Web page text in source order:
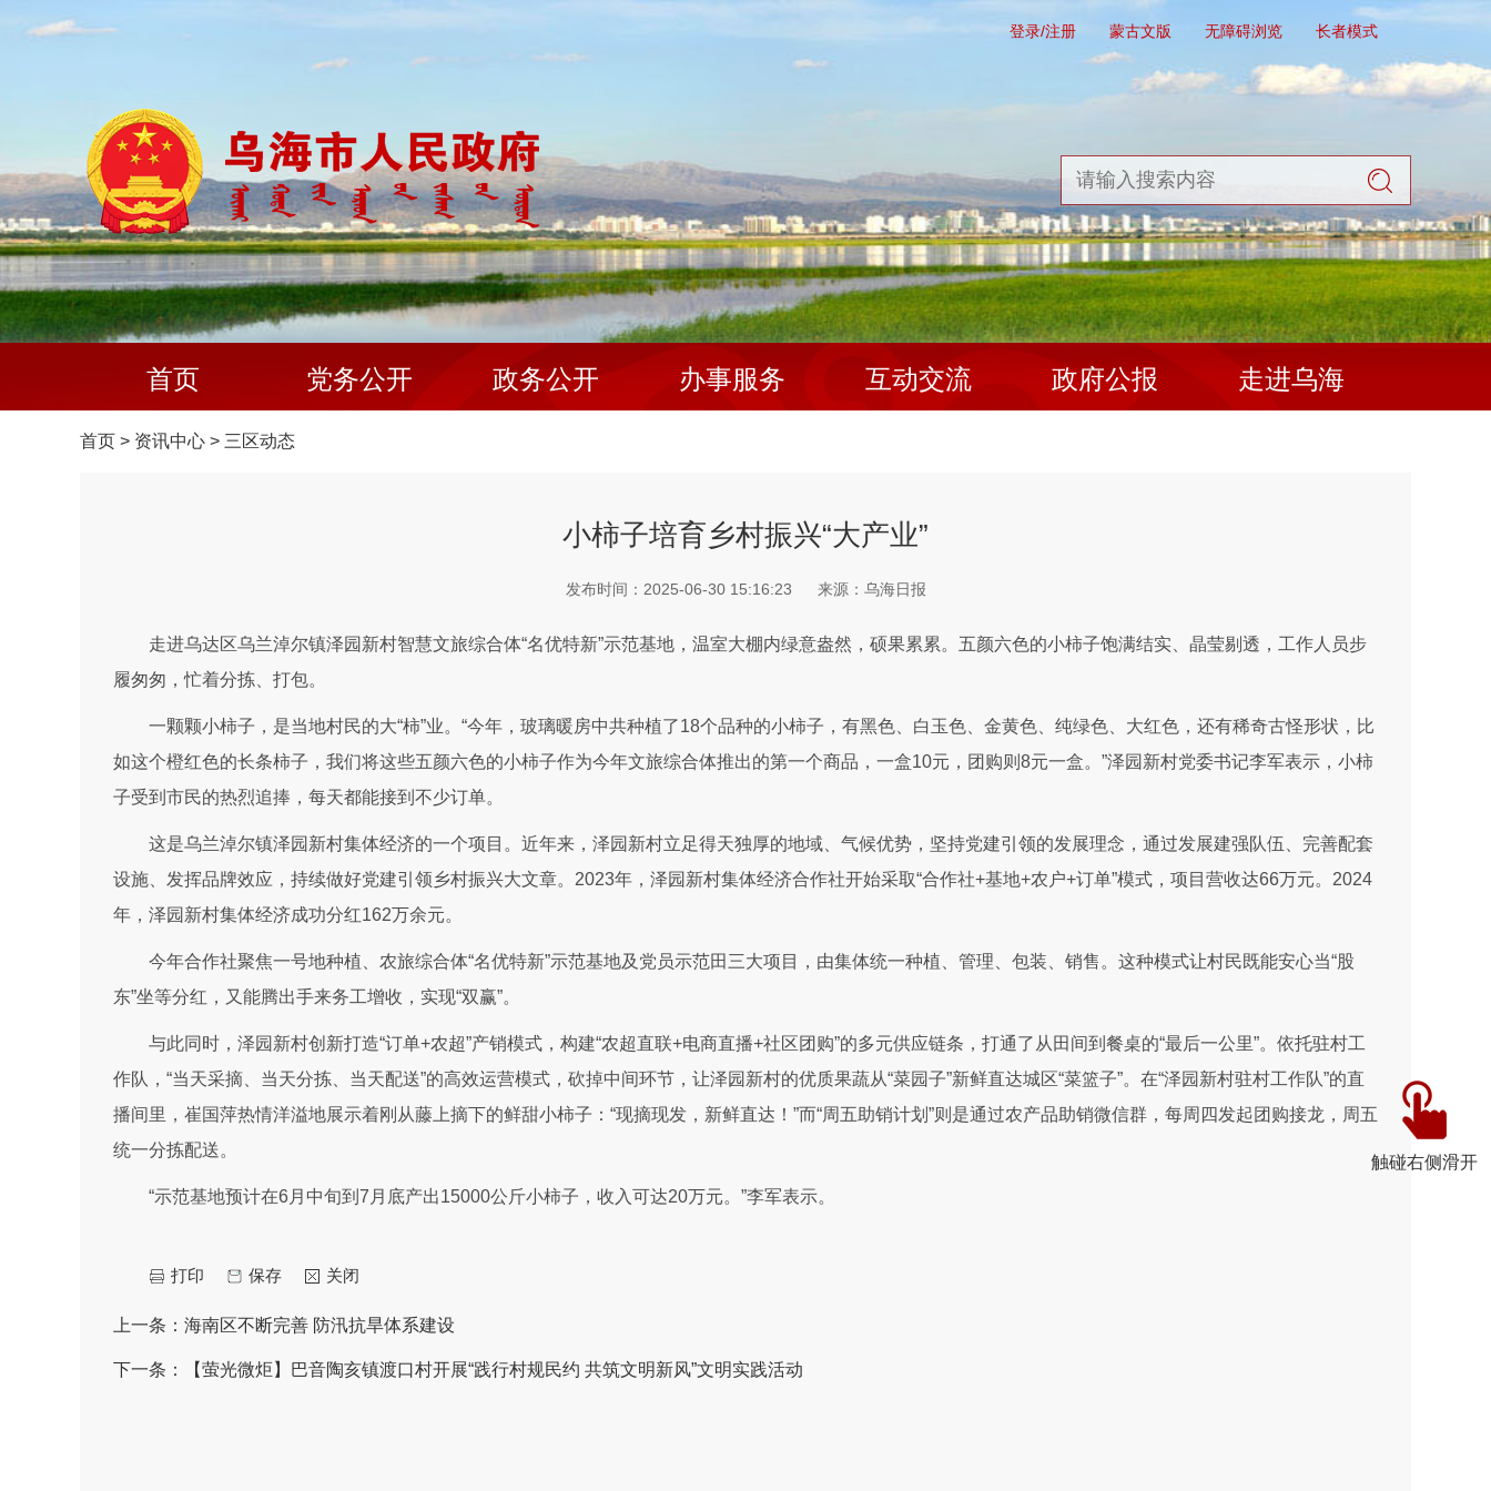
登录/注册 蒙古文版 无障碍浏览 长者模式
首页 党务公开 政务公开 办事服务 互动交流 政府公报 走进乌海
触碰右侧滑开
首页 > 资讯中心 > 三区动态
小柿子培育乡村振兴“大产业”
发布时间：2025-06-30 15:16:23 来源：乌海日报
走进乌达区乌兰淖尔镇泽园新村智慧文旅综合体“名优特新”示范基地，温室大棚内绿意盎然，硕果累累。五颜六色的小柿子饱满结实、晶莹剔透，工作人员步
履匆匆，忙着分拣、打包。
一颗颗小柿子，是当地村民的大“柿”业。“今年，玻璃暖房中共种植了18个品种的小柿子，有黑色、白玉色、金黄色、纯绿色、大红色，还有稀奇古怪形状，比
如这个橙红色的长条柿子，我们将这些五颜六色的小柿子作为今年文旅综合体推出的第一个商品，一盒10元，团购则8元一盒。”泽园新村党委书记李军表示，小柿
子受到市民的热烈追捧，每天都能接到不少订单。
这是乌兰淖尔镇泽园新村集体经济的一个项目。近年来，泽园新村立足得天独厚的地域、气候优势，坚持党建引领的发展理念，通过发展建强队伍、完善配套
设施、发挥品牌效应，持续做好党建引领乡村振兴大文章。2023年，泽园新村集体经济合作社开始采取“合作社+基地+农户+订单”模式，项目营收达66万元。2024
年，泽园新村集体经济成功分红162万余元。
今年合作社聚焦一号地种植、农旅综合体“名优特新”示范基地及党员示范田三大项目，由集体统一种植、管理、包装、销售。这种模式让村民既能安心当“股
东”坐等分红，又能腾出手来务工增收，实现“双赢”。
与此同时，泽园新村创新打造“订单+农超”产销模式，构建“农超直联+电商直播+社区团购”的多元供应链条，打通了从田间到餐桌的“最后一公里”。依托驻村工
作队，“当天采摘、当天分拣、当天配送”的高效运营模式，砍掉中间环节，让泽园新村的优质果蔬从“菜园子”新鲜直达城区“菜篮子”。在“泽园新村驻村工作队”的直
播间里，崔国萍热情洋溢地展示着刚从藤上摘下的鲜甜小柿子：“现摘现发，新鲜直达！”而“周五助销计划”则是通过农产品助销微信群，每周四发起团购接龙，周五
统一分拣配送。
“示范基地预计在6月中旬到7月底产出15000公斤小柿子，收入可达20万元。”李军表示。
关闭
保存
打印
上一条： 海南区不断完善 防汛抗旱体系建设
下一条： 【萤光微炬】巴音陶亥镇渡口村开展“践行村规民约 共筑文明新风”文明实践活动